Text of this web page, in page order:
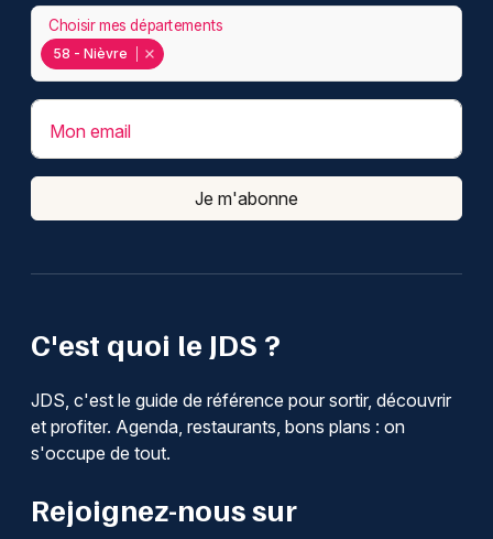
C'est quoi le JDS ?
JDS, c'est le guide de référence pour sortir, découvrir
et profiter. Agenda, restaurants, bons plans : on
s'occupe de tout.
Rejoignez-nous sur
58 - Nièvre
Choisir mes départements
Mon email
Je m'abonne